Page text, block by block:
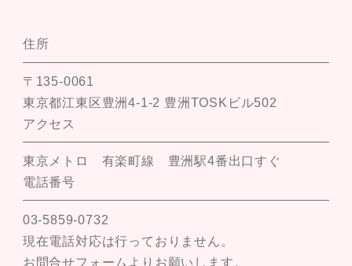
住所
〒135-0061
東京都江東区豊洲4-1-2 豊洲TOSKビル502
アクセス
東京メトロ 有楽町線 豊洲駅4番出口すぐ
電話番号
03-5859-0732
現在電話対応は行っておりません。
お問合せフォームよりお願いします。